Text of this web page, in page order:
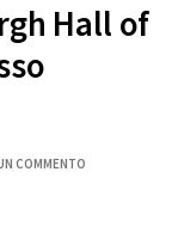
Hall of
COMMENTO